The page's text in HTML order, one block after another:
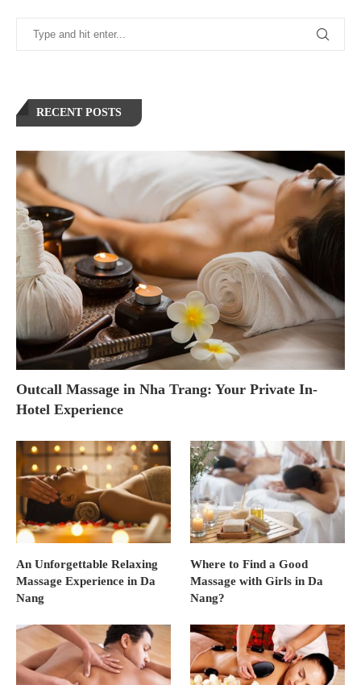
RECENT POSTS
Outcall Massage in Nha Trang: Your Private In-
Hotel Experience
An Unforgettable Relaxing
Massage Experience in Da
Nang
Where to Find a Good
Massage with Girls in Da
Nang?